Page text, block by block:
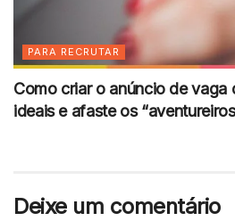
PARA RECRUTAR
Como criar o anúncio de vaga
ideais e afaste os
Deixe um comentário